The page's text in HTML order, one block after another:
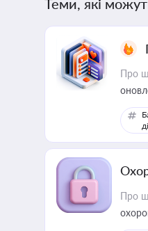
Теми, які
Про
Про